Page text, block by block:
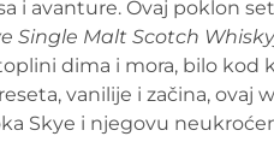
i avanture. Ovaj poklon
Single Malt Scotch
dima i mora, bilo kod
vanilije i začina, ovaj
Skye i njegovu